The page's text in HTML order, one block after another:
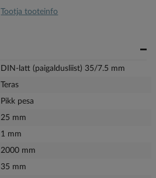
Tootja tooteinfo
DIN-latt (paigaldusliist) 35/7.5 mm
Teras
Pikk pesa
25 mm
1 mm
2000 mm
35 mm